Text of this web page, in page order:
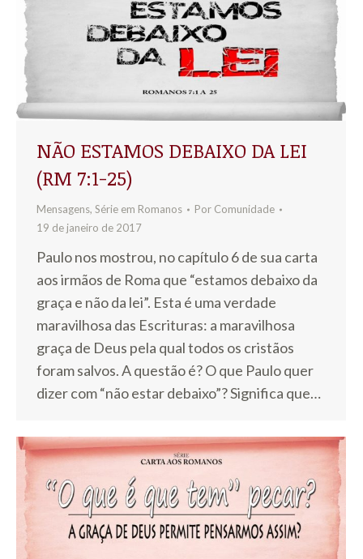
NÃO ESTAMOS DEBAIXO DA LEI
(RM 7:1-25)
Mensagens, Série em Romanos Por Comunidade
19 de janeiro de 2017
Paulo nos mostrou, no capítulo 6 de sua carta
aos irmãos de Roma que “estamos debaixo da
graça e não da lei”. Esta é uma verdade
maravilhosa das Escrituras: a maravilhosa
graça de Deus pela qual todos os cristãos
foram salvos. A questão é? O que Paulo quer
dizer com “não estar debaixo”? Significa que…